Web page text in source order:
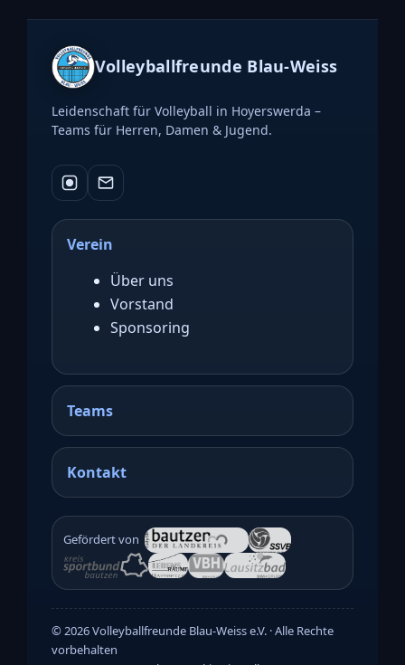
Volleyballfreunde Blau-Weiss
Leidenschaft für Volleyball in Hoyerswerda –
Teams für Herren, Damen & Jugend.
Verein
Über uns
Vorstand
Sponsoring
Teams
Kontakt
Gefördert von
© 2026Volleyballfreunde Blau-Weiss e.V. · Alle Rechte
vorbehalten